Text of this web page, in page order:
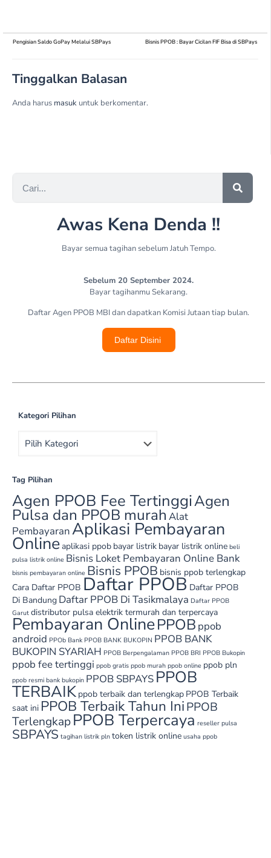
Pengisian Saldo GoPay Melalui SBPays Bisnis PPOB : Bayar Cicilan FIF Bisa di SBPays
Tinggalkan Balasan
Anda harus masuk untuk berkomentar.
Awas Kena Denda !!
Bayar semua tagihan sebelum Jatuh Tempo.
Sebelum 20 September 2024.
Bayar tagihanmu Sekarang.
Daftar Agen PPOB MBI dan dapatkan Komisi Jutaan tiap bulan.
Daftar Disini
Kategori Pilihan
Tag Pilihan
Agen PPOB Fee TertinggiAgen
Pulsa dan PPOB murah‎ Alat
PembayaranAplikasi Pembayaran
Onlineaplikasi ppob bayar listrik bayar listrik online beli
pulsa listrik online Bisnis Loket Pembayaran Online Bank
bisnis pembayaran online Bisnis PPOB bisnis ppob terlengkap
Cara Daftar PPOB Daftar PPOB Daftar PPOB
Di Bandung Daftar PPOB Di Tasikmalaya Daftar PPOB
Garut distributor pulsa elektrik termurah dan terpercaya
Pembayaran OnlinePPOB ppob
android PPOb Bank PPOB BANK BUKOPIN PPOB BANK
BUKOPIN SYARIAH PPOB Berpengalaman PPOB BRI PPOB Bukopin
ppob fee tertinggi ppob gratis ppob murah ppob online ppob pln
ppob resmi bank bukopin PPOB SBPAYS PPOB
TERBAIK ppob terbaik dan terlengkap PPOB Terbaik
saat ini PPOB Terbaik Tahun IniPPOB
TerlengkapPPOB Terpercaya reseller pulsa
SBPAYS tagihan listrik pln token listrik online usaha ppob